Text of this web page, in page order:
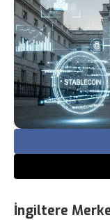
İngiltere